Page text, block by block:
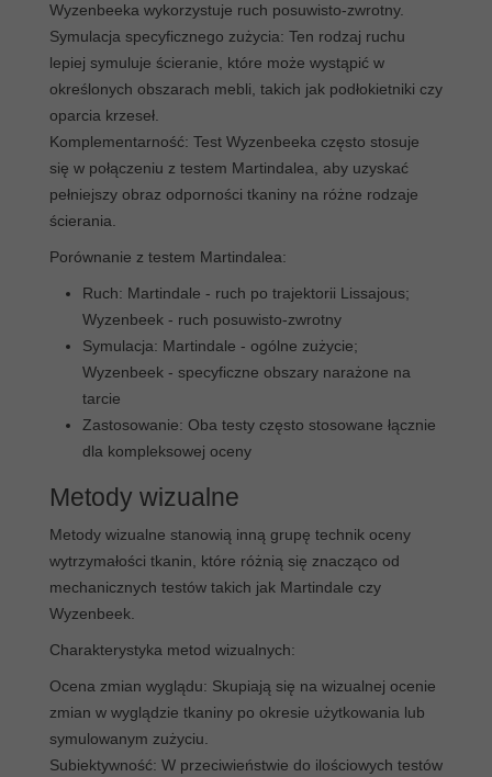
Wyzenbeeka wykorzystuje ruch posuwisto-zwrotny.
Symulacja specyficznego zużycia: Ten rodzaj ruchu
lepiej symuluje ścieranie, które może wystąpić w
określonych obszarach mebli, takich jak podłokietniki czy
oparcia krzeseł.
Komplementarność: Test Wyzenbeeka często stosuje
się w połączeniu z testem Martindalea, aby uzyskać
pełniejszy obraz odporności tkaniny na różne rodzaje
ścierania.
Porównanie z testem Martindalea:
Ruch: Martindale - ruch po trajektorii Lissajous;
Wyzenbeek - ruch posuwisto-zwrotny
Symulacja: Martindale - ogólne zużycie;
Wyzenbeek - specyficzne obszary narażone na
tarcie
Zastosowanie: Oba testy często stosowane łącznie
dla kompleksowej oceny
Metody wizualne
Metody wizualne stanowią inną grupę technik oceny
wytrzymałości tkanin, które różnią się znacząco od
mechanicznych testów takich jak Martindale czy
Wyzenbeek.
Charakterystyka metod wizualnych:
Ocena zmian wyglądu: Skupiają się na wizualnej ocenie
zmian w wyglądzie tkaniny po okresie użytkowania lub
symulowanym zużyciu.
Subiektywność: W przeciwieństwie do ilościowych testów